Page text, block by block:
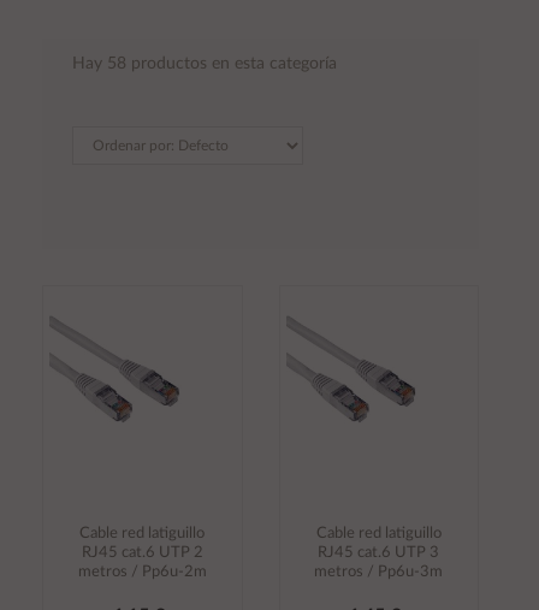
Hay 58 productos en esta categoría
Cable red latiguillo
RJ45 cat.6 UTP 2
metros / Pp6u-2m
Cable red latiguillo
RJ45 cat.6 UTP 3
metros / Pp6u-3m